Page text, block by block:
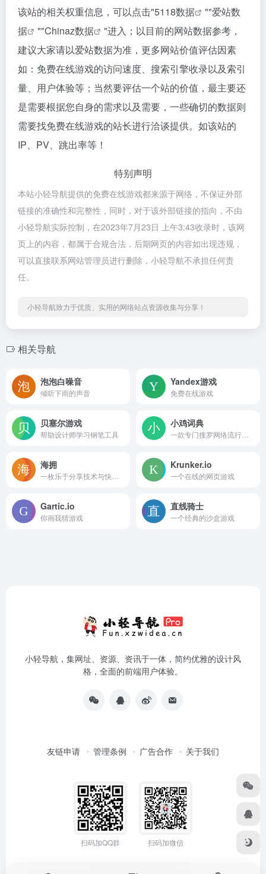
该站的相关权重信息，可以点击"5118数据 ""爱站数
据
""Chinaz数据
"进入；以目前的网站数据参考，
建议大家请以爱站数据为准，更多网站价值评估因素
如：免费在线游戏的访问速度、搜索引擎收录以及索引
量、用户体验等；当然要评估一个站的价值，最主要还
是需要根据您自身的需求以及需要，一些确切的数据则
需要找免费在线游戏的站长进行洽谈提供。如该站的
IP、PV、跳出率等！
特别声明
本站小轻导航提供的免费在线游戏都来源于网络，不保证外部
链接的准确性和完整性，同时，对于该外部链接的指向，不由
小轻导航实际控制，在2023年7月23日 上午3:43收录时，该网
页上的内容，都属于合规合法，后期网页的内容如出现违规，
可以直接联系网站管理员进行删除，小轻导航不承担任何责
任。
小轻导航致力于优质、实用的网络站点资源收集与分享！
相关导航
泡泡白噪音
倾听下雨的声音
Yandex游戏
免费在线游戏
贝塞尔游戏
帮助设计师学习钢笔工具
小鸡词典
海拥 Krunker.io
一个在线的网页游戏
Gartic.io
你画我猜游戏
直线骑士
一个经典的沙盒游戏
小轻导航，集网址、资源、资讯于一体，简约优雅的设计风
格，全面的前端用户体验。
友链申请 管理条例 广告合作 关于我们
扫码加QQ群 扫码加微信